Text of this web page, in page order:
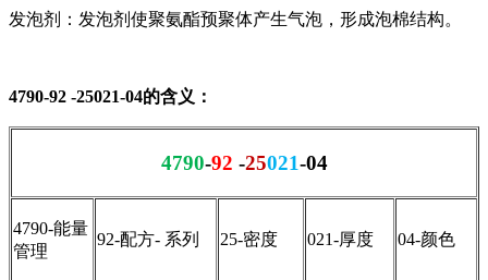
发泡剂：发泡剂使聚氨酯预聚体产生气泡，形成泡棉结构。
4790-92 -25021-04的含义：
4790-92 -25021-04
4790-能量
管理
92-配方- 系列 25-密度 021-厚度 04-颜色